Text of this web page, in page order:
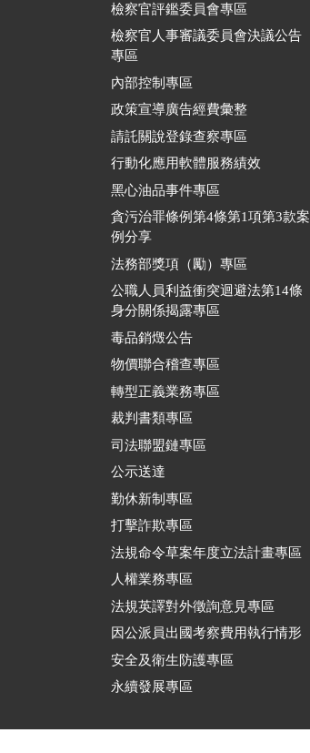
檢察官評鑑委員會專區
檢察官人事審議委員會決議公告
專區
內部控制專區
政策宣導廣告經費彙整
請託關說登錄查察專區
行動化應用軟體服務績效
黑心油品事件專區
貪污治罪條例第4條第1項第3款案
例分享
法務部獎項（勵）專區
公職人員利益衝突迴避法第14條
身分關係揭露專區
毒品銷燬公告
物價聯合稽查專區
轉型正義業務專區
裁判書類專區
司法聯盟鏈專區
公示送達
勤休新制專區
打擊詐欺專區
法規命令草案年度立法計畫專區
人權業務專區
法規英譯對外徵詢意見專區
因公派員出國考察費用執行情形
安全及衛生防護專區
永續發展專區